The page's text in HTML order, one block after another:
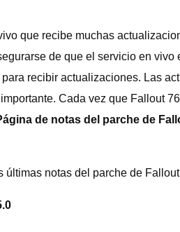
que recibe muchas
de que el servicio en
recibir actualizaciones. Las
Cada vez que Fallout
de notas del parche de
notas del parche de